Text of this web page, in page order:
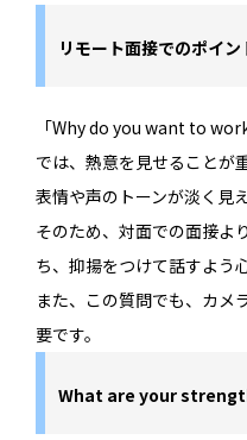
リモート面接でのポイン
「Why do you want to
では、熱意を見せることが
表情や声のトーンが淡く見
そのため、対面での面接よ
ち、抑揚をつけて話すよう
また、この質問でも、カメ
要です。
What are your